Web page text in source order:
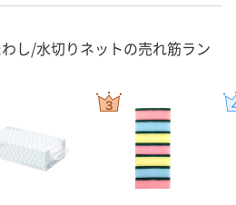
し/水切りネットの売れ筋ラン